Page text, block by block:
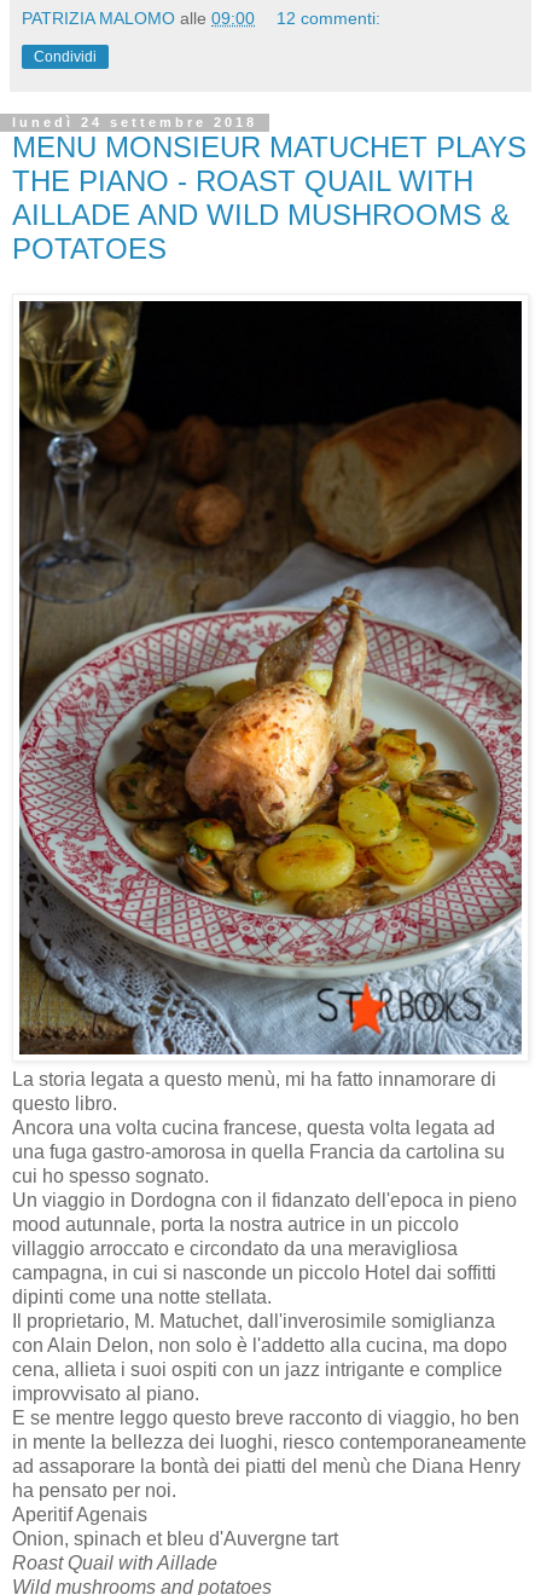
PATRIZIA MALOMO alle 09:00 12 commenti:
Condividi
lunedì 24 settembre 2018
MENU MONSIEUR MATUCHET PLAYS
THE PIANO - ROAST QUAIL WITH
AILLADE AND WILD MUSHROOMS &
POTATOES
La storia legata a questo menù, mi ha fatto innamorare di
questo libro.
Ancora una volta cucina francese, questa volta legata ad
una fuga gastro-amorosa in quella Francia da cartolina su
cui ho spesso sognato.
Un viaggio in Dordogna con il fidanzato dell'epoca in pieno
mood autunnale, porta la nostra autrice in un piccolo
villaggio arroccato e circondato da una meravigliosa
campagna, in cui si nasconde un piccolo Hotel dai soffitti
dipinti come una notte stellata.
Il proprietario, M. Matuchet, dall'inverosimile somiglianza
con Alain Delon, non solo è l'addetto alla cucina, ma dopo
cena, allieta i suoi ospiti con un jazz intrigante e complice
improvvisato al piano.
E se mentre leggo questo breve racconto di viaggio, ho ben
in mente la bellezza dei luoghi, riesco contemporaneamente
ad assaporare la bontà dei piatti del menù che Diana Henry
ha pensato per noi.
Aperitif Agenais
Onion, spinach et bleu d'Auvergne tart
Roast Quail with Aillade
Wild mushrooms and potatoes